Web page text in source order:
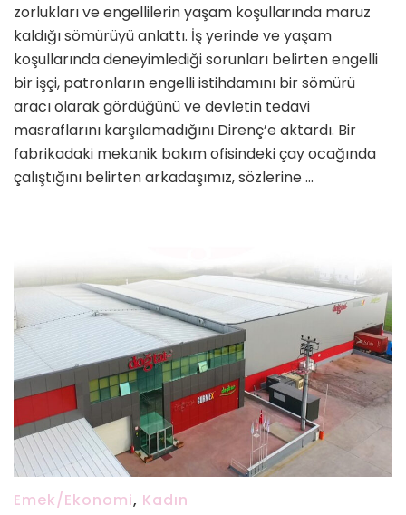
zorlukları ve engellilerin yaşam koşullarında maruz
kaldığı sömürüyü anlattı. İş yerinde ve yaşam
koşullarında deneyimlediği sorunları belirten engelli
bir işçi, patronların engelli istihdamını bir sömürü
aracı olarak gördüğünü ve devletin tedavi
masraflarını karşılamadığını Direnç’e aktardı. Bir
fabrikadaki mekanik bakım ofisindeki çay ocağında
çalıştığını belirten arkadaşımız, sözlerine …
Emek/Ekonomi, Kadın